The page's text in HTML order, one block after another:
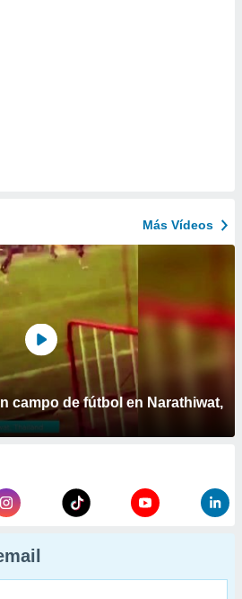
Más Vídeos
campo de fútbol en Narathiwat,